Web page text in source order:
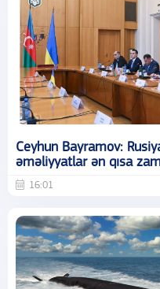
Ceyhun Bayramov:
əməliyyatlar ən qısa
16:01